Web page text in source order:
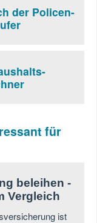
der Policen-
für
beleihen -
Vergleich
ist